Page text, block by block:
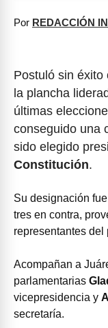
Por REDACCIÓN
Postuló sin éxito
la plancha
últimas
conseguido una
sido elegido
Constitución.
Su designación
tres en contra,
representantes del
Acompañan a
parlamentarias
vicepresidencia y
secretaría.